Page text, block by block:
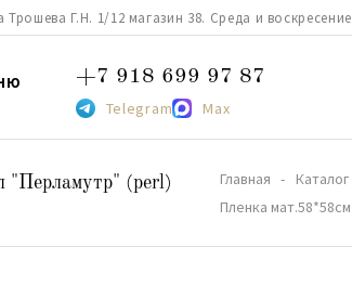
Г.Н. 1/12 магазин 38. Среда и
+7 918 699 97 87
Telegram Max
"Перламутр" (perl) Главная Каталог
Пленка